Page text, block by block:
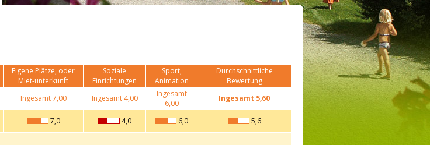
Eigene Plätze, oder
Miet-unterkunft
Soziale
Einrichtungen
Sport,
Animation
Durchschnittliche
Bewertung
Ingesamt7,00 Ingesamt4,00
Ingesamt
6,00
Ingesamt 5,60
7,0 4,0 6,0 5,6